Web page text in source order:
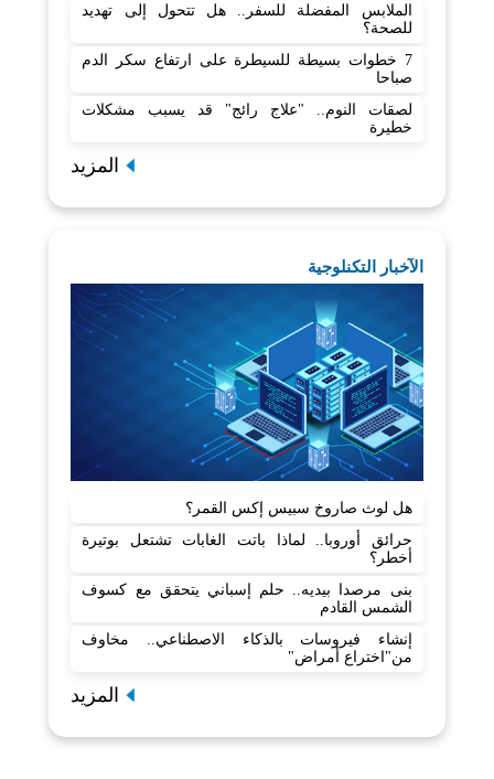
الملابس المفضلة للسفر.. هل تتحول إلى تهديد
للصحة؟
7 خطوات بسيطة للسيطرة على ارتفاع سكر الدم
صباحا
لصقات النوم.. "علاج رائج" قد يسبب مشكلات
خطيرة
المزيد
الآخبار التكنلوجية
هل لوث صاروخ سبيس إكس القمر؟
حرائق أوروبا.. لماذا باتت الغابات تشتعل بوتيرة
أخطر؟
بنى مرصدا بيديه.. حلم إسباني يتحقق مع كسوف
الشمس القادم
إنشاء فيروسات بالذكاء الاصطناعي.. مخاوف
من"اختراع أمراض"
المزيد